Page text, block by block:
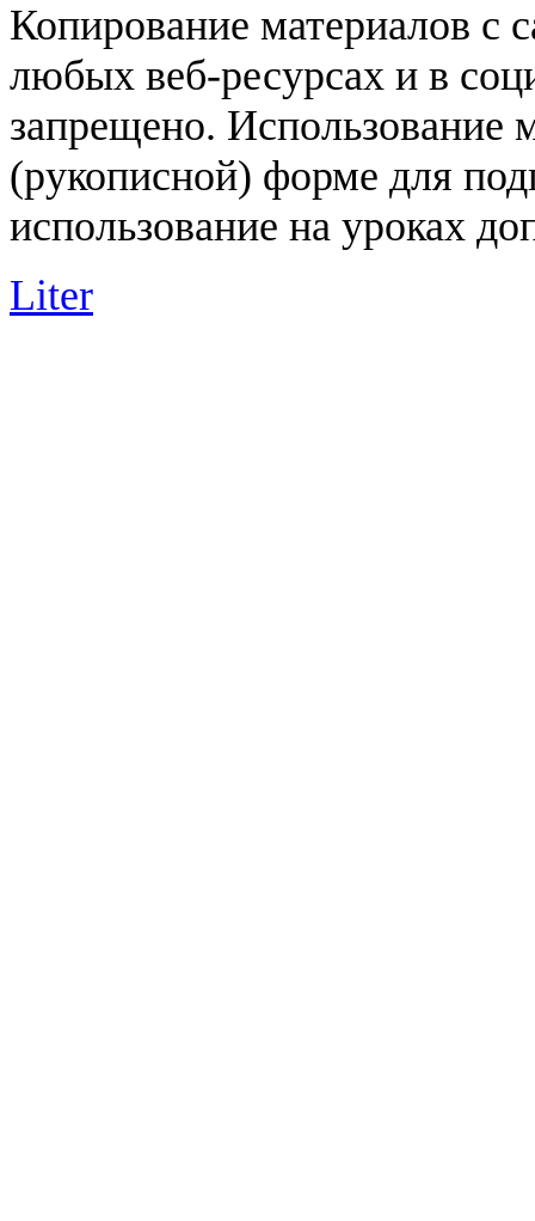
Копирование материалов с
любых веб-ресурсах и в
запрещено. Использование
(рукописной) форме для
использование на уроках
Liter